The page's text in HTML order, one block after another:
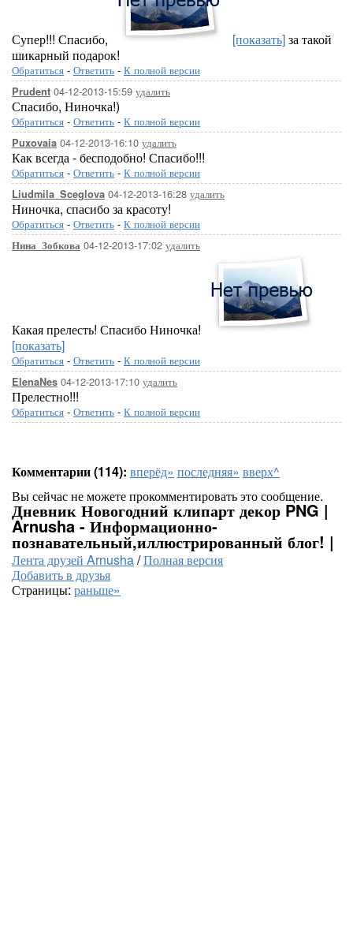
[показать]
[показать]
[показать]
[показать]
[показать]
Супер!!! Спасибо, [показать]за такой
шикарный подарок!
Обратиться - Ответить - К полной версии
Prudent 04-12-2013-15:59 удалить
Спасибо, Ниночка!)
Обратиться - Ответить - К полной версии
Puxovaia 04-12-2013-16:10 удалить
Как всегда - бесподобно! Спасибо!!!
Обратиться - Ответить - К полной версии
Liudmila_Sceglova 04-12-2013-16:28 удалить
Ниночка, спасибо за красоту!
Обратиться - Ответить - К полной версии
Нина_Зобкова 04-12-2013-17:02 удалить
Какая прелесть! Спасибо Ниночка!
[показать]
Обратиться - Ответить - К полной версии
ElenaNes 04-12-2013-17:10 удалить
Прелестно!!!
Обратиться - Ответить - К полной версии
Комментарии (114): вперёд» последняя» вверх^
Вы сейчас не можете прокомментировать это сообщение.
Дневник Новогодний клипарт декор PNG |
Arnusha - Информационно-
познавательный,иллюстрированный блог! |
Лента друзей Arnusha/Полная версия
Добавить в друзья
Страницы: раньше»